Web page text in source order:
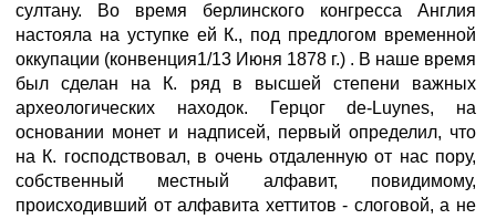
султану. Во время берлинского конгресса Англия
настояла на уступке ей К., под предлогом временной
оккупации (конвенция1/13 Июня 1878 г.) . В наше время
был сделан на К. ряд в высшей степени важных
археологических находок. Герцог de-Luynes, на
основании монет и надписей, первый определил, что
на К. господствовал, в очень отдаленную от нас пору,
собственный местный алфавит, повидимому,
происходивший от алфавита хеттитов - слоговой, а не